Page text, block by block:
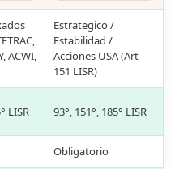
ACWI,
Estrategico /
Estabilidad /
Acciones USA (Art
151 LISR)
LISR 93°, 151°, 185° LISR
Obligatorio